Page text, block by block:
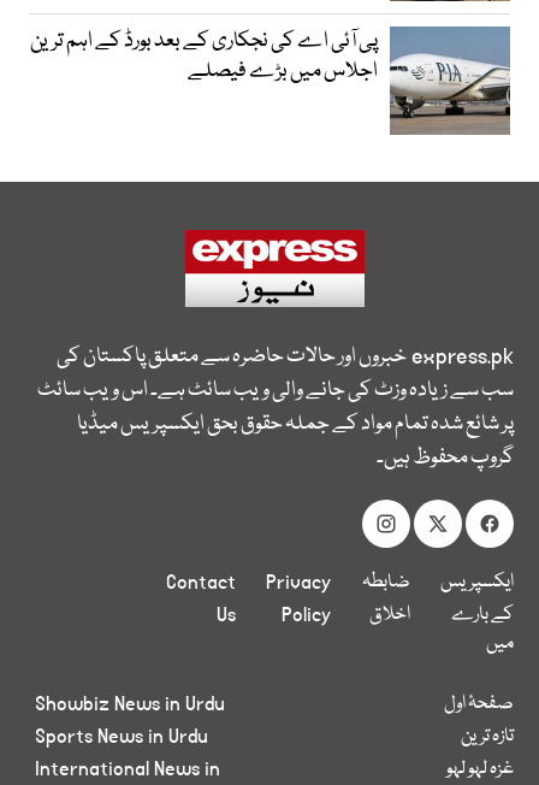
پی آئی اے کی نجکاری کے بعد بورڈ کے اہم ترین
اجلاس میں بڑے فیصلے
express.pkخبروں اور حالات حاضرہ سے متعلق پاکستان کی
سب سے زیادہ وزٹ کی جانے والی ویب سائٹ ہے۔ اس ویب سائٹ
پر شائع شدہ تمام مواد کے جملہ حقوق بحق ایکسپریس میڈیا
گروپ محفوظ ہیں۔
ایکسپریس
کے بارے
میں
ضابطہ
اخلاق
Privacy
Policy
Contact
Us
صفحۂ اول
تازہ ترین
غزہ لہو لہو
Showbiz News in Urdu
Sports News in Urdu
International News in